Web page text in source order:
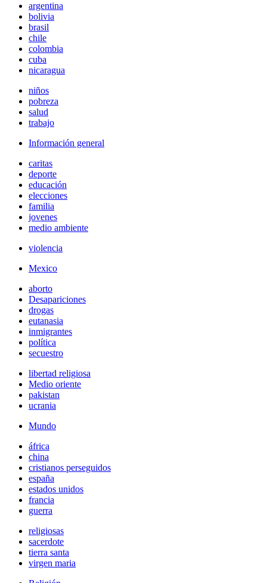
argentina
bolivia
brasil
chile
colombia
cuba
nicaragua
niños
pobreza
salud
trabajo
Información general
caritas
deporte
educación
elecciones
familia
jovenes
medio ambiente
violencia
Mexico
aborto
Desapariciones
drogas
eutanasia
inmigrantes
política
secuestro
libertad religiosa
Medio oriente
pakistan
ucrania
Mundo
áfrica
china
cristianos perseguidos
españa
estados unidos
francia
guerra
religiosas
sacerdote
tierra santa
virgen maria